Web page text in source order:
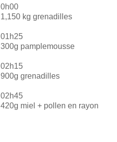
0h00
1,150 kg grenadilles
01h25
300g pamplemousse
02h15
900g grenadilles
02h45
420g miel + pollen en rayon